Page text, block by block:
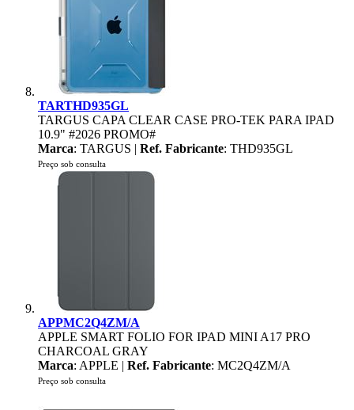
TARTHD935GL
TARGUS CAPA CLEAR CASE PRO-TEK PARA IPAD
10.9" #2026 PROMO#
Marca: TARGUS | Ref. Fabricante: THD935GL
Preço sob consulta
APPMC2Q4ZM/A
APPLE SMART FOLIO FOR IPAD MINI A17 PRO
CHARCOAL GRAY
Marca: APPLE | Ref. Fabricante: MC2Q4ZM/A
Preço sob consulta